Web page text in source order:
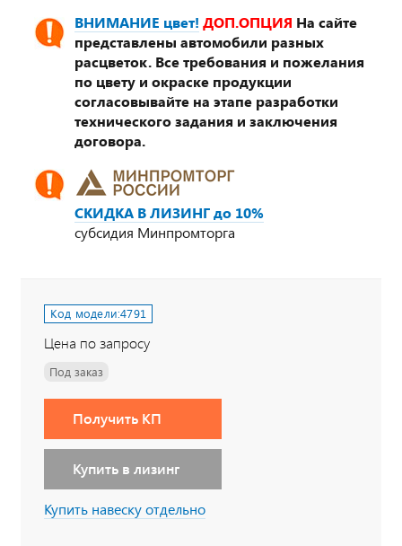
ВНИМАНИЕ цвет! ДОП.ОПЦИЯ На сайте
представлены автомобили разных
расцветок. Все требования и пожелания
по цвету и окраске продукции
согласовывайте на этапе разработки
технического задания и заключения
договора.
СКИДКА В ЛИЗИНГ до 10%
субсидия Минпромторга
Код модели:4791
Цена по запросу
Под заказ
Получить КП
Купить в лизинг
Купить навеску отдельно